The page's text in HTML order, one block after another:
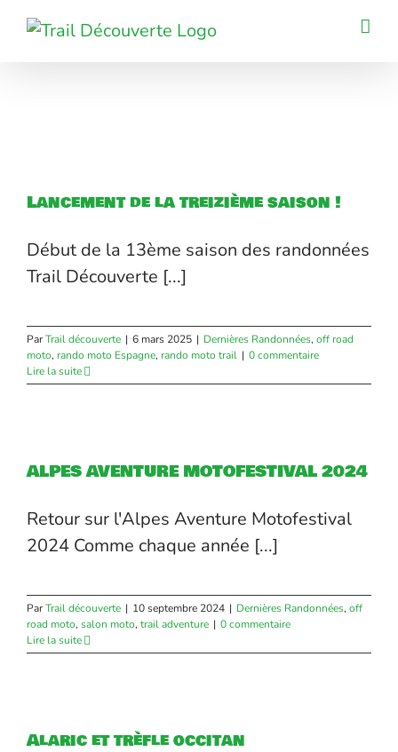
Passer
Lancement de la treizième saison !
Début de la 13ème saison des randonnées
Trail Découverte [...]
ParTrail découverte | 6 mars 2025 | Dernières Randonnées, off road
moto, rando moto Espagne, rando moto trail | 0 commentaire
Lire la suite
ALPES AVENTURE MOTOFESTIVAL 2024
Retour sur l'Alpes Aventure Motofestival
2024 Comme chaque année [...]
ParTrail découverte | 10 septembre 2024 | Dernières Randonnées, off
road moto, salon moto, trail adventure | 0 commentaire
Lire la suite
Alaric et trèfle occitan